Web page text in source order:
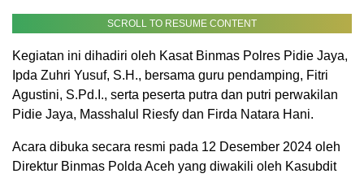
SCROLL TO RESUME CONTENT
Kegiatan ini dihadiri oleh Kasat Binmas Polres Pidie Jaya,
Ipda Zuhri Yusuf, S.H., bersama guru pendamping, Fitri
Agustini, S.Pd.I., serta peserta putra dan putri perwakilan
Pidie Jaya, Masshalul Riesfy dan Firda Natara Hani.
Acara dibuka secara resmi pada 12 Desember 2024 oleh
Direktur Binmas Polda Aceh yang diwakili oleh Kasubdit